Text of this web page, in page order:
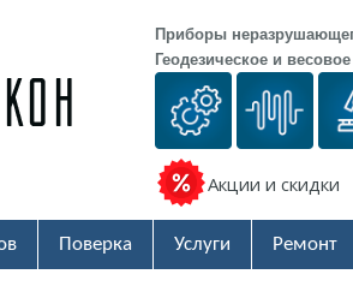
Приборы
Геодезическое и
Акции и скидки
Поверка Услуги Ремонт